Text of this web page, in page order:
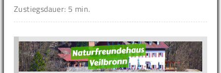
Zustiegsdauer: 5 min.